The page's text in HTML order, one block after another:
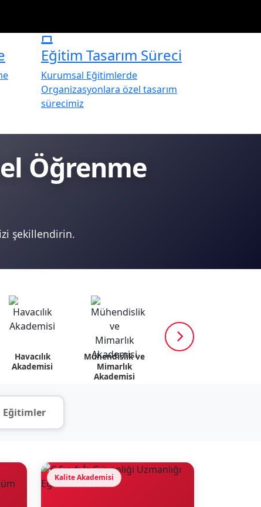
Eğitim Tasarım Süreci
Kurumsal Eğitimlerde
Organizasyonlara özel tasarım
sürecimiz
Öğrenme
şekillendirin.
Havacılık
Akademisi
Mühendislik ve
Mimarlık
Akademisi
Eğitimler
Kalite Akademisi